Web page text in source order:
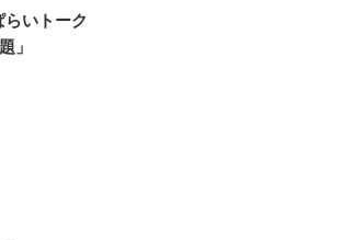
いトーク
」